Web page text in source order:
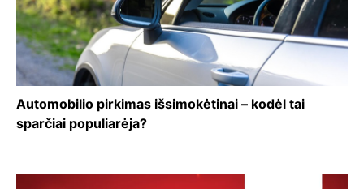
Automobilio pirkimas išsimokėtinai – kodėl tai
sparčiai populiarėja?